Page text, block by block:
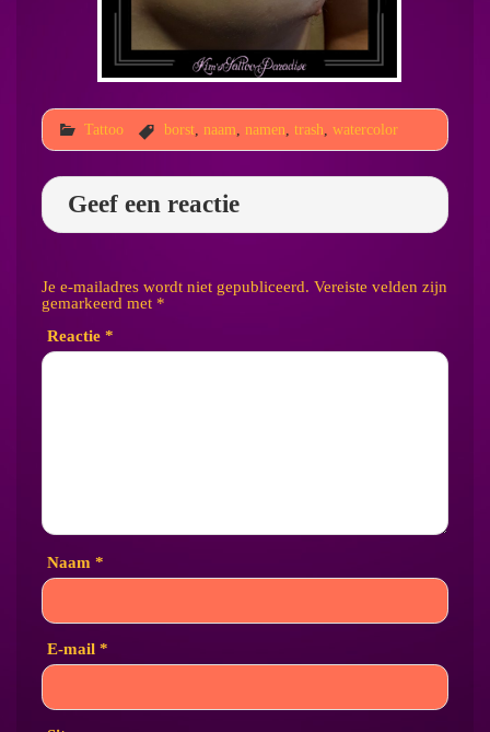
Tattoo borst, naam namen trash watercolor
Geef een reactie
Je e-mailadres wordt niet gepubliceerd. Vereiste velden zijn
gemarkeerd met *
Reactie *
Naam *
E-mail *